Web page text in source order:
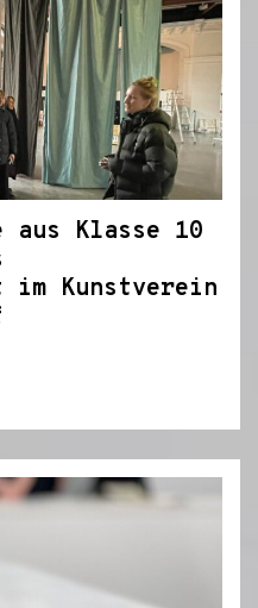
aus Klasse 10
im Kunstverein